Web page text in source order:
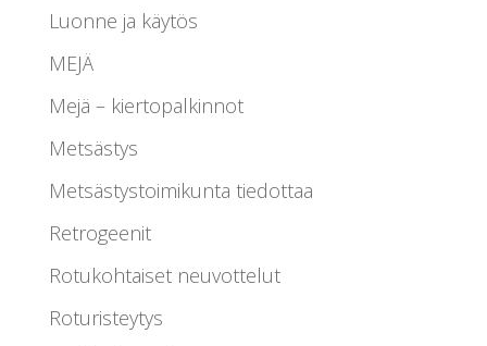
Luonne ja käytös
MEJÄ
Mejä – kiertopalkinnot
Metsästys
Metsästystoimikunta tiedottaa
Retrogeenit
Rotukohtaiset neuvottelut
Roturisteytys